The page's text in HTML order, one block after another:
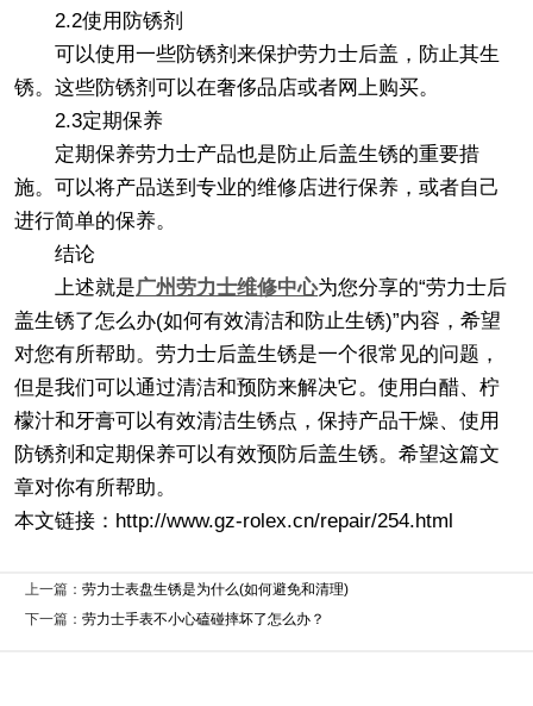
2.2使用防锈剂
可以使用一些防锈剂来保护劳力士后盖，防止其生
锈。这些防锈剂可以在奢侈品店或者网上购买。
2.3定期保养
定期保养劳力士产品也是防止后盖生锈的重要措
施。可以将产品送到专业的维修店进行保养，或者自己
进行简单的保养。
结论
上述就是广州劳力士维修中心为您分享的“劳力士后
盖生锈了怎么办(如何有效清洁和防止生锈)”内容，希望
对您有所帮助。劳力士后盖生锈是一个很常见的问题，
但是我们可以通过清洁和预防来解决它。使用白醋、柠
檬汁和牙膏可以有效清洁生锈点，保持产品干燥、使用
防锈剂和定期保养可以有效预防后盖生锈。希望这篇文
章对你有所帮助。
本文链接：http://www.gz-rolex.cn/repair/254.html
上一篇： 劳力士表盘生锈是为什么(如何避免和清理)
下一篇： 劳力士手表不小心磕碰摔坏了怎么办？